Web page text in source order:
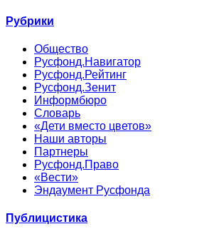
Рубрики
Общество
Русфонд.Навигатор
Русфонд.Рейтинг
Русфонд.Зенит
Информбюро
Словарь
«Дети вместо цветов»
Наши авторы
Партнеры
Русфонд.Право
«Вести»
Эндаумент Русфонда
Публицистика